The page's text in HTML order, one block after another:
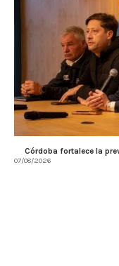
Córdoba fortalece la
07/08/2026